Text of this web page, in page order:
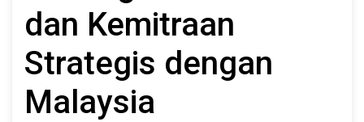
dan Kemitraan
Strategis dengan
Malaysia